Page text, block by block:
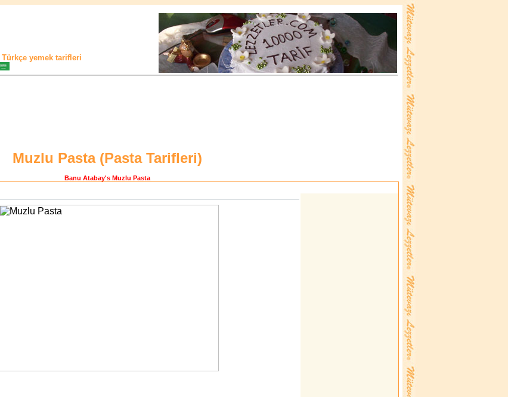
Türkçe yemek tarifleri
Muzlu Pasta (Pasta Tarifleri)
Banu Atabay's Muzlu Pasta